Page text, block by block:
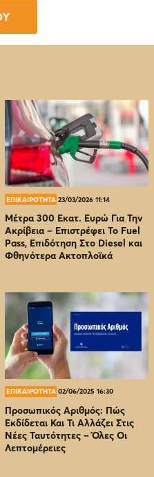
ΕΠΙΚΑΙΡΟΤΗΤΑ 23/03/2026 11:14
Μέτρα 300 Εκατ. Ευρώ Για Την
Ακρίβεια – Επιστρέφει Το Fuel
Pass, Επιδότηση Στο Diesel και
Φθηνότερα Ακτοπλοϊκά
ΕΠΙΚΑΙΡΟΤΗΤΑ 02/06/2025 16:30
Προσωπικός Αριθμός: Πώς
Εκδίδεται Και Τι Αλλάζει Στις
Νέες Ταυτότητες – Όλες Οι
Λεπτομέρειες